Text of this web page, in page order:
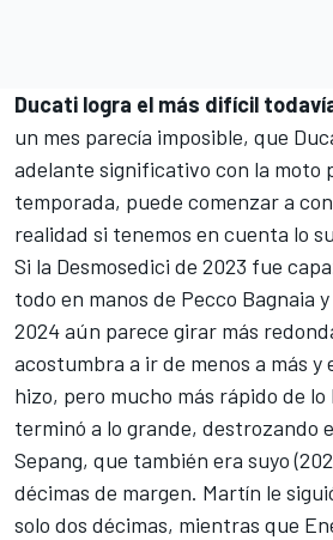
Ducati logra el más difícil
un mes parecía imposible, que
adelante significativo con la moto
temporada, puede comenzar a
realidad si tenemos en cuenta lo
Si la Desmosedici de 2023 fue
todo en manos de Pecco Bagnaia y
2024 aún parece girar más
acostumbra a ir de menos a más y
hizo, pero mucho más rápido de
terminó a lo grande, destrozando
Sepang, que también era suyo
décimas de margen. Martín le
solo dos décimas, mientras que